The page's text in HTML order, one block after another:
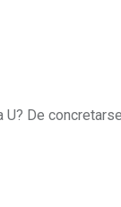
De